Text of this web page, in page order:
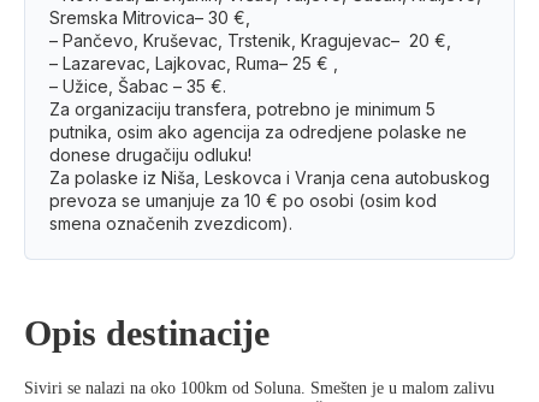
Sremska Mitrovica– 30 €,
– Pančevo, Kruševac, Trstenik, Kragujevac– 20 €,
– Lazarevac, Lajkovac, Ruma– 25 € ,
– Užice, Šabac – 35 €.
Za organizaciju transfera, potrebno je minimum 5
putnika, osim ako agencija za odredjene polaske ne
donese drugačiju odluku!
Za polaske iz Niša, Leskovca i Vranja cena autobuskog
prevoza se umanjuje za 10 € po osobi (osim kod
smena označenih zvezdicom).
Opis destinacije
Siviri se nalazi na oko 100km od Soluna. Smešten je u malom zalivu